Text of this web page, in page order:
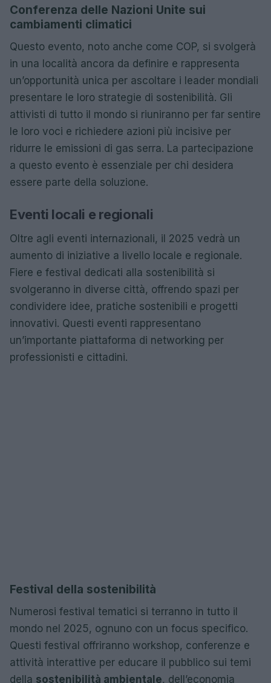
Conferenza delle Nazioni Unite sui
cambiamenti climatici
Questo evento, noto anche come COP, si svolgerà
in una località ancora da definire e rappresenta
un’opportunità unica per ascoltare i leader mondiali
presentare le loro strategie di sostenibilità. Gli
attivisti di tutto il mondo si riuniranno per far sentire
le loro voci e richiedere azioni più incisive per
ridurre le emissioni di gas serra. La partecipazione
a questo evento è essenziale per chi desidera
essere parte della soluzione.
Eventi locali e regionali
Oltre agli eventi internazionali, il 2025 vedrà un
aumento di iniziative a livello locale e regionale.
Fiere e festival dedicati alla sostenibilità si
svolgeranno in diverse città, offrendo spazi per
condividere idee, pratiche sostenibili e progetti
innovativi. Questi eventi rappresentano
un’importante piattaforma di networking per
professionisti e cittadini.
Festival della sostenibilità
Numerosi festival tematici si terranno in tutto il
mondo nel 2025, ognuno con un focus specifico.
Questi festival offriranno workshop, conferenze e
attività interattive per educare il pubblico sui temi
della sostenibilità ambientale, dell’economia